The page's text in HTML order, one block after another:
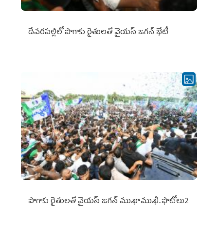
దేవరపల్లిలో పొగాకు రైతులతో వైయస్ జగన్ భేటీ
పొగాకు రైతుల‌తో వైయ‌స్ జ‌గ‌న్ ముఖాముఖి..ఫొటోలు2